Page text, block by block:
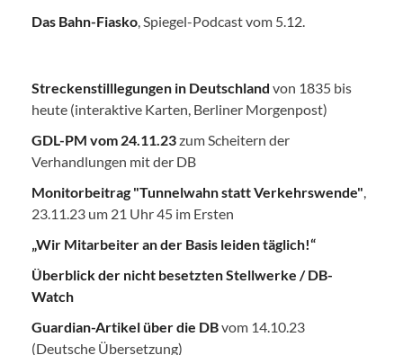
Das Bahn-Fiasko , Spiegel-Podcast vom 5.12.
Streckenstilllegungen in Deutschland von 1835 bis
heute (interaktive Karten, Berliner Morgenpost)
GDL-PM vom 24.11.23zum Scheitern der
Verhandlungen mit der DB
Monitorbeitrag "Tunnelwahn statt Verkehrswende"
23.11.23 um 21 Uhr 45 im Ersten
„Wir Mitarbeiter an der Basis leiden täglich!“
Überblick der nicht besetzten Stellwerke / DB-
Watch
Guardian-Artikel über die DBvom 14.10.23
(Deutsche Übersetzung)